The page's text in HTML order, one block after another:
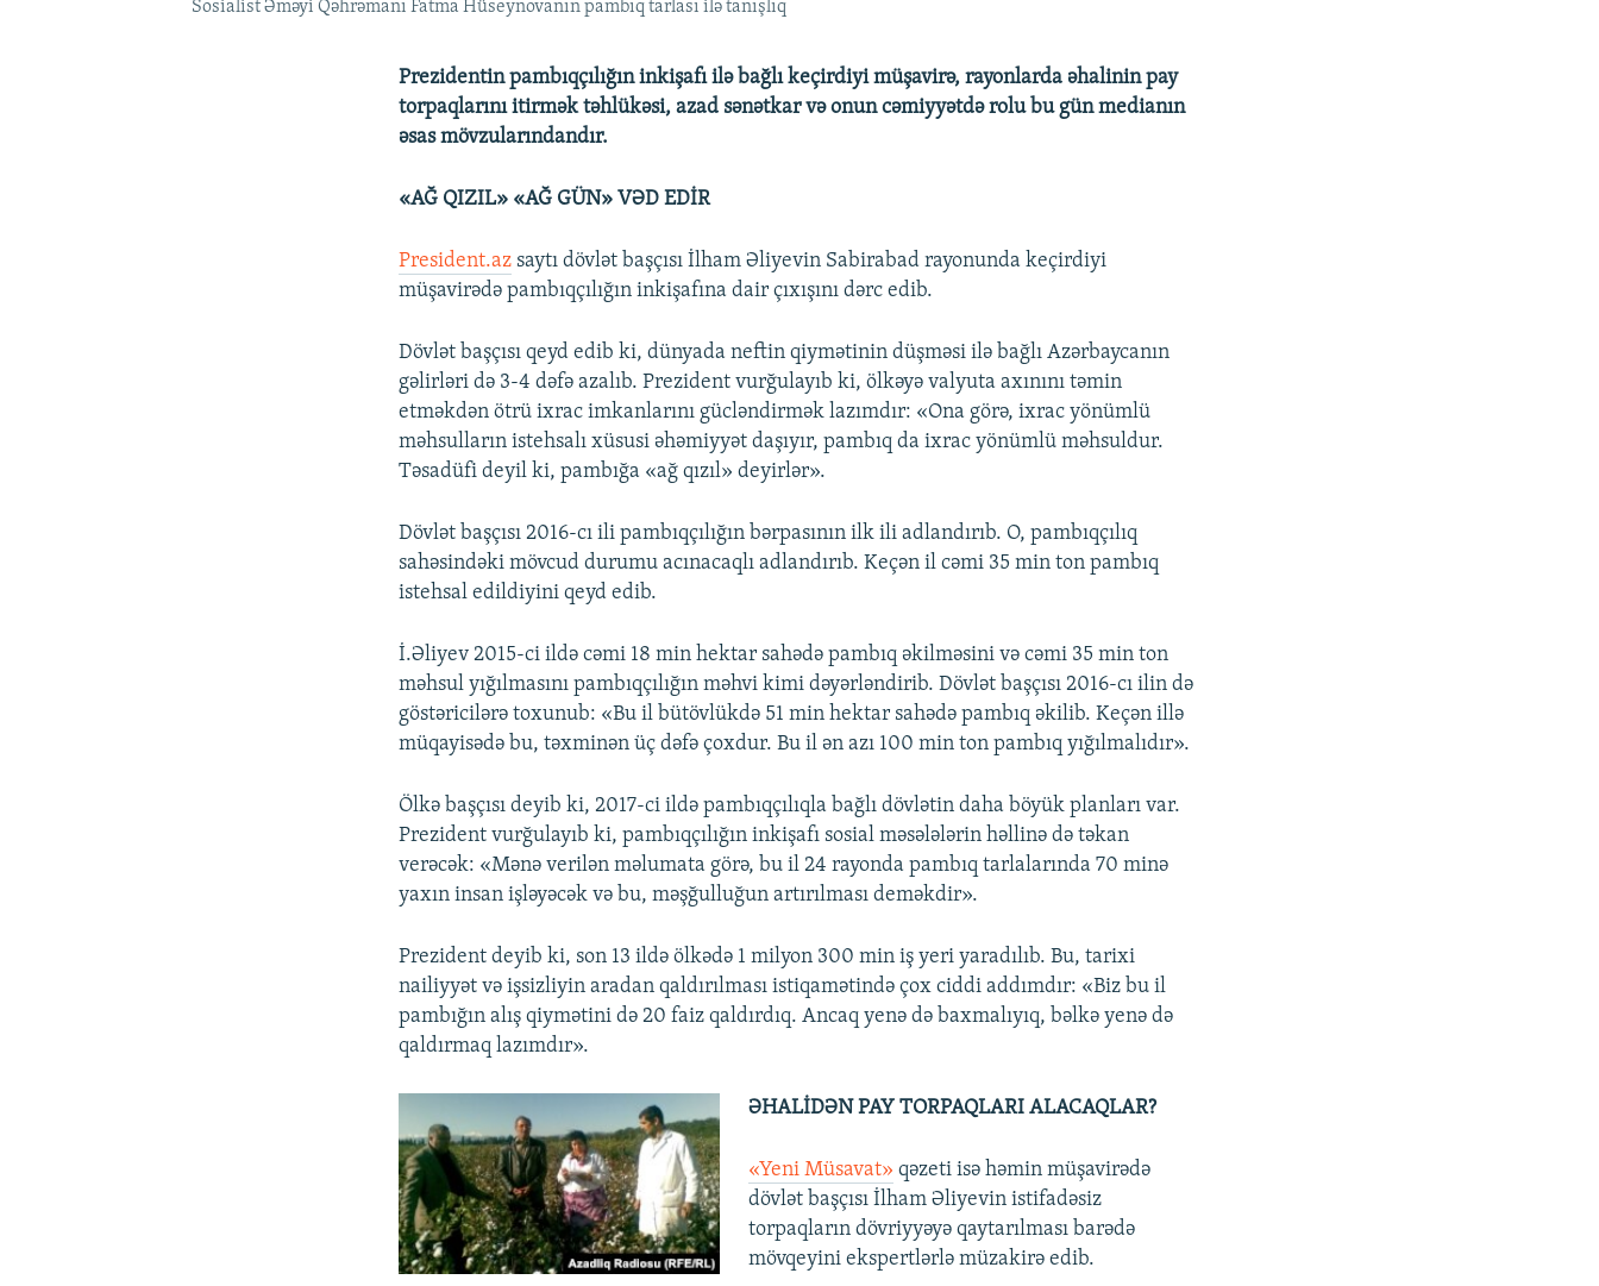
Sosialist Əməyi Qəhrəmanı Fatma Hüseynovanın pambıq tarlası ilə tanışlıq
Prezidentin pambıqçılığın inkişafı ilə bağlı keçirdiyi müşavirə, rayonlarda əhalinin pay
torpaqlarını itirmək təhlükəsi, azad sənətkar və onun cəmiyyətdə rolu bu gün medianın
əsas mövzularındandır.
«AĞ QIZIL» «AĞ GÜN» VƏD EDİR
President.az saytı dövlət başçısı İlham Əliyevin Sabirabad rayonunda keçirdiyi
müşavirədə pambıqçılığın inkişafına dair çıxışını dərc edib.
Dövlət başçısı qeyd edib ki, dünyada neftin qiymətinin düşməsi ilə bağlı Azərbaycanın
gəlirləri də 3-4 dəfə azalıb. Prezident vurğulayıb ki, ölkəyə valyuta axınını təmin
etməkdən ötrü ixrac imkanlarını gücləndirmək lazımdır: «Ona görə, ixrac yönümlü
məhsulların istehsalı xüsusi əhəmiyyət daşıyır, pambıq da ixrac yönümlü məhsuldur.
Təsadüfi deyil ki, pambığa «ağ qızıl» deyirlər».
Dövlət başçısı 2016-cı ili pambıqçılığın bərpasının ilk ili adlandırıb. O, pambıqçılıq
sahəsindəki mövcud durumu acınacaqlı adlandırıb. Keçən il cəmi 35 min ton pambıq
istehsal edildiyini qeyd edib.
İ.Əliyev 2015-ci ildə cəmi 18 min hektar sahədə pambıq əkilməsini və cəmi 35 min ton
məhsul yığılmasını pambıqçılığın məhvi kimi dəyərləndirib. Dövlət başçısı 2016-cı ilin də
göstəricilərə toxunub: «Bu il bütövlükdə 51 min hektar sahədə pambıq əkilib. Keçən illə
müqayisədə bu, təxminən üç dəfə çoxdur. Bu il ən azı 100 min ton pambıq yığılmalıdır».
Ölkə başçısı deyib ki, 2017-ci ildə pambıqçılıqla bağlı dövlətin daha böyük planları var.
Prezident vurğulayıb ki, pambıqçılığın inkişafı sosial məsələlərin həllinə də təkan
verəcək: «Mənə verilən məlumata görə, bu il 24 rayonda pambıq tarlalarında 70 minə
yaxın insan işləyəcək və bu, məşğulluğun artırılması deməkdir».
Prezident deyib ki, son 13 ildə ölkədə 1 milyon 300 min iş yeri yaradılıb. Bu, tarixi
nailiyyət və işsizliyin aradan qaldırılması istiqamətində çox ciddi addımdır: «Biz bu il
pambığın alış qiymətini də 20 faiz qaldırdıq. Ancaq yenə də baxmalıyıq, bəlkə yenə də
qaldırmaq lazımdır».
ƏHALİDƏN PAY TORPAQLARI ALACAQLAR?
«Yeni Müsavat» qəzeti isə həmin müşavirədə
dövlət başçısı İlham Əliyevin istifadəsiz
torpaqların dövriyyəyə qaytarılması barədə
mövqeyini ekspertlərlə müzakirə edib.